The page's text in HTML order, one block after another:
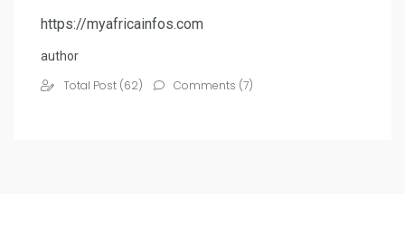
https://myafricainfos.com
author
Total Post (62) Comments (7)